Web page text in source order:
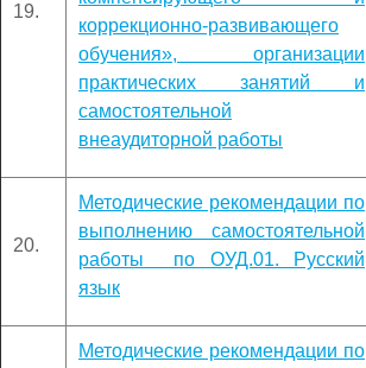
19.
коррекционно-развивающего
обучения», организации
практических занятий и
самостоятельной
внеаудиторной работы
20.
Методические рекомендации по
выполнению самостоятельной
работы по ОУД.01. Русский
язык
Методические рекомендации по